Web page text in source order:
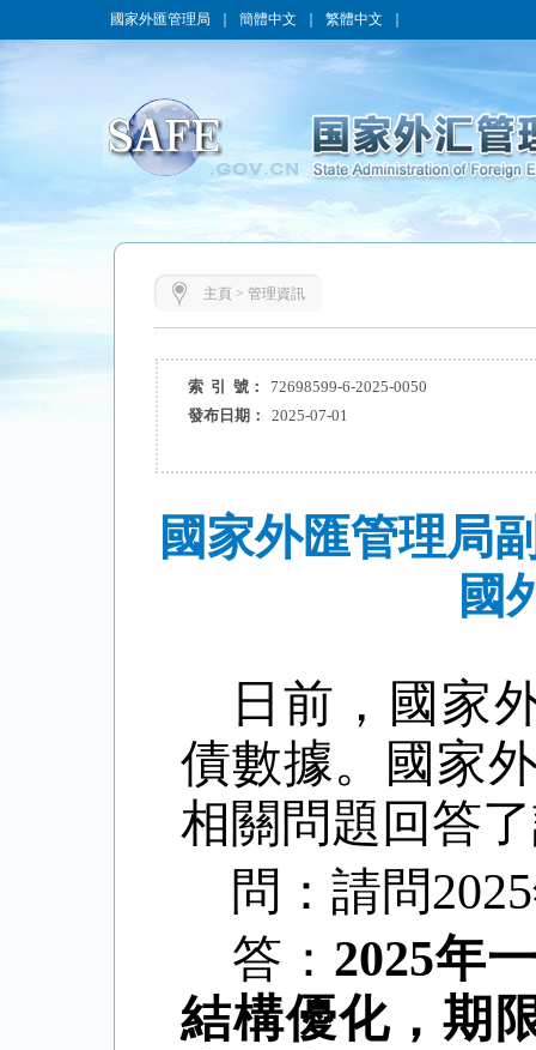
國家外匯管理局 簡體中文 繁體中文
主頁 > 管理資訊
索 引 號：
72698599-6-2025-0050
發布日期：
2025-07-01
國家外匯管理局
國
日前，國家
債數據。國家
相關問題回答
問：請問
答： 2025年
結構優化，期